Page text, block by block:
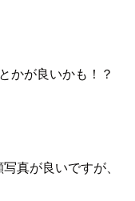
かが良いかも！？
真が良いですが、